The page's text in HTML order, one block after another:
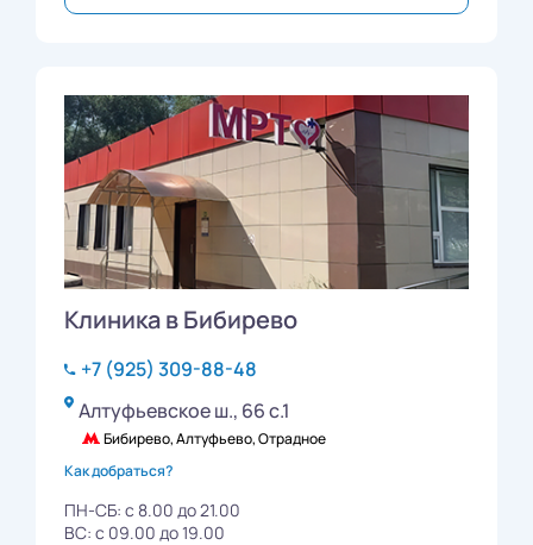
Клиника в Бибирево
+7 (925) 309-88-48
Алтуфьевское ш., 66 с.1
Бибирево, Алтуфьево, Отрадное
Как добраться?
ПН-СБ: с 8.00 до 21.00
ВС: с 09.00 до 19.00